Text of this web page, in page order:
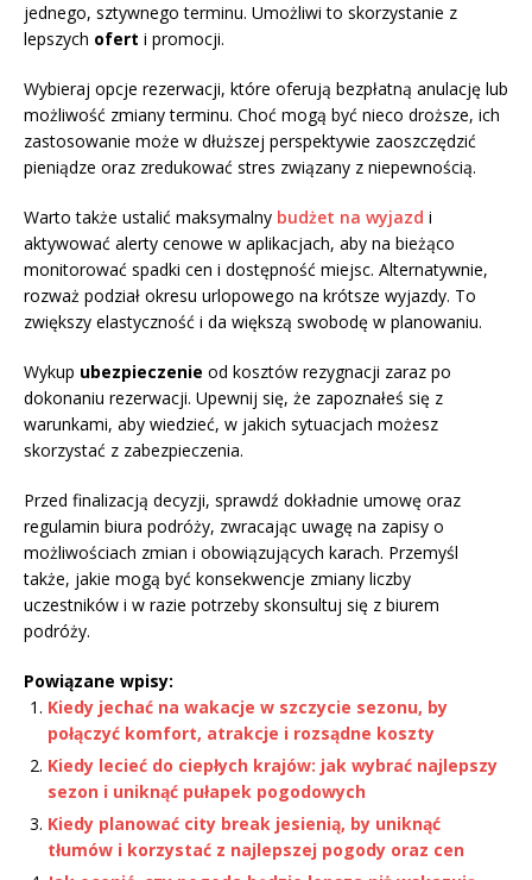
jednego, sztywnego terminu. Umożliwi to skorzystanie z
lepszych ofert i promocji.
Wybieraj opcje rezerwacji, które oferują bezpłatną anulację lub
możliwość zmiany terminu. Choć mogą być nieco droższe, ich
zastosowanie może w dłuższej perspektywie zaoszczędzić
pieniądze oraz zredukować stres związany z niepewnością.
Warto także ustalić maksymalny budżet na wyjazd i
aktywować alerty cenowe w aplikacjach, aby na bieżąco
monitorować spadki cen i dostępność miejsc. Alternatywnie,
rozważ podział okresu urlopowego na krótsze wyjazdy. To
zwiększy elastyczność i da większą swobodę w planowaniu.
Wykup ubezpieczenie od kosztów rezygnacji zaraz po
dokonaniu rezerwacji. Upewnij się, że zapoznałeś się z
warunkami, aby wiedzieć, w jakich sytuacjach możesz
skorzystać z zabezpieczenia.
Przed finalizacją decyzji, sprawdź dokładnie umowę oraz
regulamin biura podróży, zwracając uwagę na zapisy o
możliwościach zmian i obowiązujących karach. Przemyśl
także, jakie mogą być konsekwencje zmiany liczby
uczestników i w razie potrzeby skonsultuj się z biurem
podróży.
Powiązane wpisy:
Kiedy jechać na wakacje w szczycie sezonu, by
połączyć komfort, atrakcje i rozsądne koszty
Kiedy lecieć do ciepłych krajów: jak wybrać najlepszy
sezon i uniknąć pułapek pogodowych
Kiedy planować city break jesienią, by uniknąć
tłumów i korzystać z najlepszej pogody oraz cen